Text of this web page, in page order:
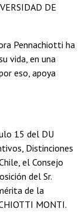
DE
Pennachiotti ha
vida, en una
eso, apoya
15 del DU
Distinciones
el Consejo
del Sr.
de la
MONTI.